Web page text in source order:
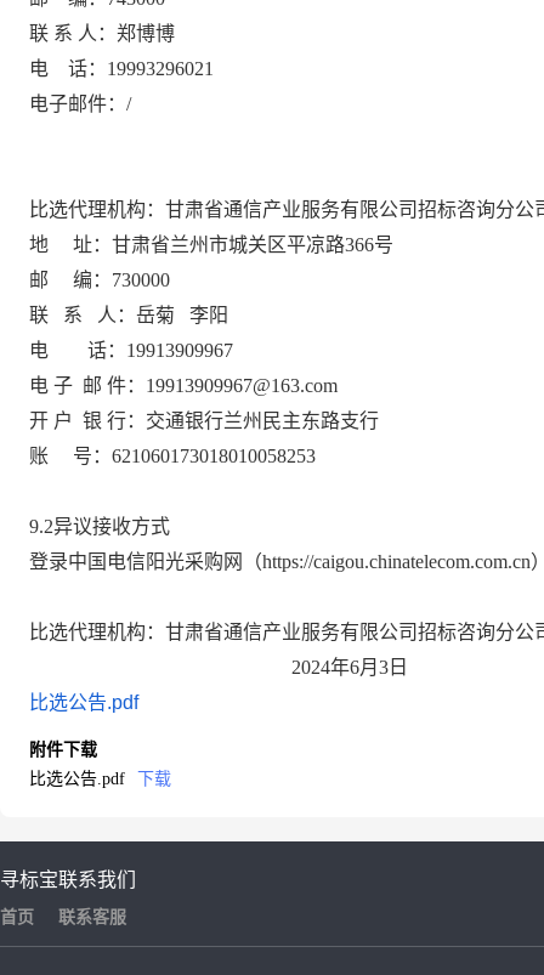
联 系 人：郑博博
电
话： 19993296021
电子邮件： /
比选代理机构： 甘肃省通信产业服务有限公司招标咨询分公
地
址：甘肃省兰州市城关区平凉路366号
邮
编：730000
联
系 人： 岳菊
李阳
电
话： 19913909967
电 子 邮 件： 19913909967@163.com
开 户 银 行： 交通银行兰州民主东路支行
账
号： 621060173018010058253
9.2异议接收方式
登录中国电信阳光采购网（https://caigou.chinatelecom.com.cn
比选代理机构： 甘肃省通信产业服务有限公司招标咨询分公
2024年6月 3 日
比选公告.pdf
附件下载
比选公告.pdf
下载
寻标宝
首页
联系我们
联系客服